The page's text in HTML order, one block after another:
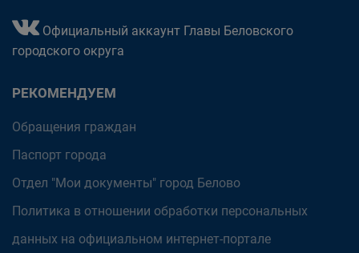
Официальный аккаунт Главы Беловского
городского округа
РЕКОМЕНДУЕМ
Обращения граждан
Паспорт города
Отдел "Мои документы" город Белово
Политика в отношении обработки персональных
данных на официальном интернет-портале